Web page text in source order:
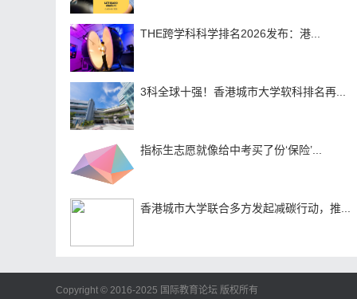
THE跨学科科学排名2026发布：港...
3科全球十强！香港城市大学软科排名再...
指标生志愿就像给中考买了份‘保险’...
香港城市大学联合多方发起减碳行动，推...
Copyright © 2016-2025 国际教育论坛 版权所有